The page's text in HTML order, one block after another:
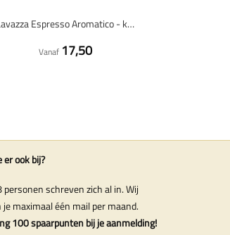
Lavazza Espresso Aromatico - koffiebonen - 1 kilo
Vanaf 17,50
er ook bij?
schreven zich al in. Wij
maximaal één mail per maand.
100 spaarpunten bij je aanmelding!